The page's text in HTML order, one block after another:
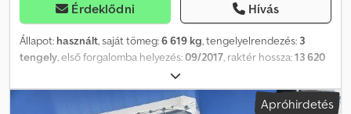
Érdeklődni Hívás
Állapot: használt, saját tömeg:6 619 kg, tengelyelrendezés: 3
tengely, első forgalomba helyezés:09/2017, raktér hossza:13 620
2 480 mm
rakodótér térfogata:101 m³, felfüggesztés:levegő, abroncs méret:
ezüst, Gyártási év:2017 , Felszereltség:ABS,
Apróhirdetés